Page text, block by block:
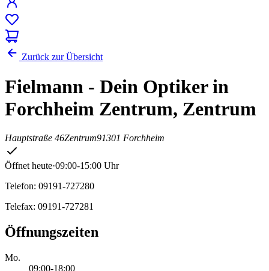
Zurück zur Übersicht
Fielmann - Dein Optiker in
Forchheim Zentrum, Zentrum
Hauptstraße 46Zentrum91301 Forchheim
Öffnet heute·09:00-15:00 Uhr
Telefon: 09191-727280
Telefax: 09191-727281
Öffnungszeiten
Mo.
09:00-18:00